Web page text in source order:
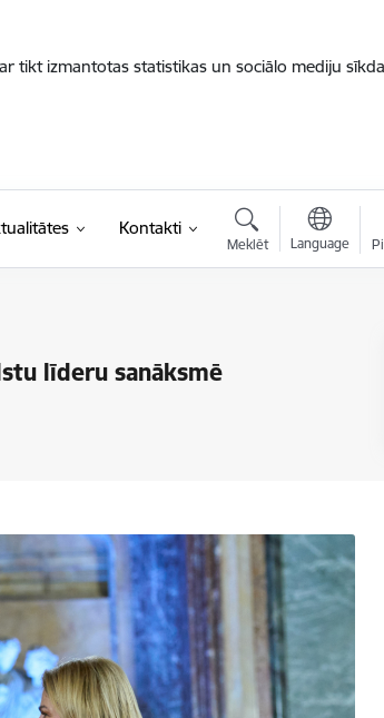
tikt izmantotas statistikas un sociālo mediju
Kontakti
Meklēt Language
līderu sanāksmē